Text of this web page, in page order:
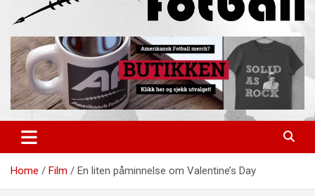
Amerikansk Fotball
Home Film En liten påminnelse om Valentine’s Day